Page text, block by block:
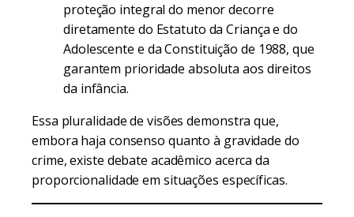
proteção integral do menor decorre
diretamente do Estatuto da Criança e do
Adolescente e da Constituição de 1988, que
garantem prioridade absoluta aos direitos
da infância.
Essa pluralidade de visões demonstra que,
embora haja consenso quanto à gravidade do
crime, existe debate acadêmico acerca da
proporcionalidade em situações específicas.